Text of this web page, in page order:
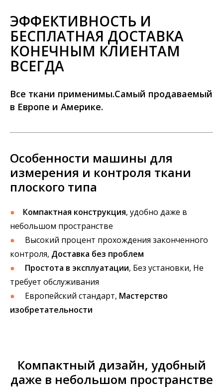
ЭФФЕКТИВНОСТЬ И
БЕСПЛАТНАЯ ДОСТАВКА
КОНЕЧНЫМ КЛИЕНТАМ
ВСЕГДА
Все ткани применимы.Самый продаваемый
в Европе и Америке.
Особенности машины для
измерения и контроля ткани
плоского типа
● Компактная конструкция, удобно даже в
небольшом пространстве
● Высокий процент прохождения законченного
контроля, Доставка без проблем
●
Простота в эксплуатации, Без установки, Не
требует обслуживания
● Европейский стандарт, Мастерство
изобретательности
Компактный дизайн, удобный
даже в небольшом пространстве